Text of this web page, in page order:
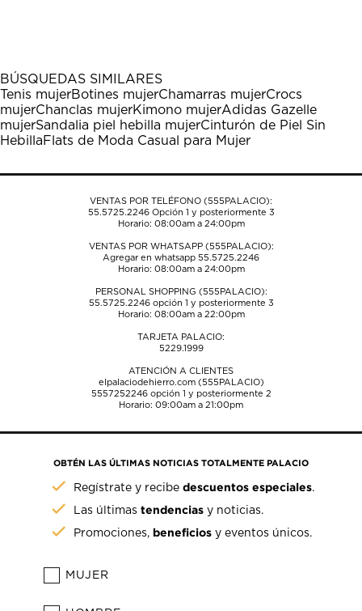
1
estrella
Esta
acción
abrirá
el
de
estrellas.
Esta
acción
abrirá
el
de
estrellas.
Esta
acción
abrirá
el
de
estrellas.
Esta
acción
abrirá
el
de
estrellas.
Esta
acción
abrirá
el
de
BÚSQUEDAS SIMILARES
Tenis mujerBotines mujerChamarras mujerCrocs
mujerChanclas mujerKimono mujerAdidas Gazelle
mujerSandalia piel hebilla mujerCinturón de Piel Sin
HebillaFlats de Moda Casual para Mujer
VENTAS POR TELÉFONO (555PALACIO):
55.5725.2246Opción 1 y posteriormente 3
Horario: 08:00am a 24:00pm
VENTAS POR WHATSAPP (555PALACIO):
Agregar en whatsapp 55.5725.2246
Horario: 08:00am a 24:00pm
PERSONAL SHOPPING (555PALACIO):
55.5725.2246opción 1 y posteriormente 3
Horario: 08:00am a 22:00pm
TARJETA PALACIO:
5229.1999
ATENCIÓN A CLIENTES
elpalaciodehierro.com (555PALACIO)
5557252246opción 1 y posteriormente 2
Horario: 09:00am a 21:00pm
OBTÉN LAS ÚLTIMAS NOTICIAS TOTALMENTE PALACIO
Regístrate y recibedescuentos especiales.
Las últimastendencias y noticias.
Promociones, beneficios y eventos únicos.
MUJER